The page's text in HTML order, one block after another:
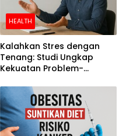
HEALTH
Kalahkan Stres dengan
Tenang: Studi Ungkap
Kekuatan Problem-